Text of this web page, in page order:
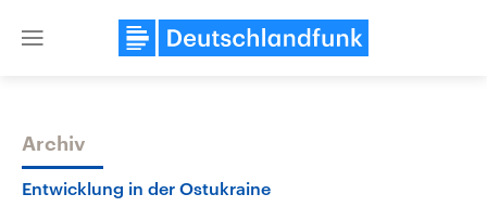
Close
Themen
Archiv
Entwicklung in der Ostukraine